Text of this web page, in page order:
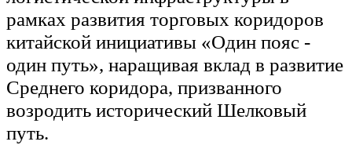
рамках развития торговых коридоров
китайской инициативы «Один пояс -
один путь», наращивая вклад в развитие
Среднего коридора, призванного
возродить исторический Шелковый
путь.